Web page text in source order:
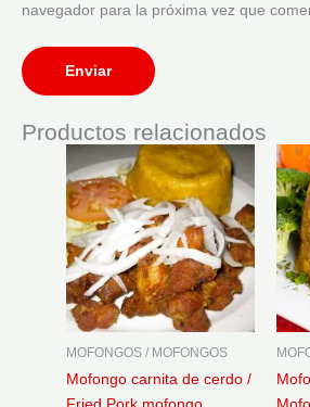
navegador para la próxima vez que
Productos relacionados
MOFONGOS / MOFONGOS
Mofongo carnita de cerdo /